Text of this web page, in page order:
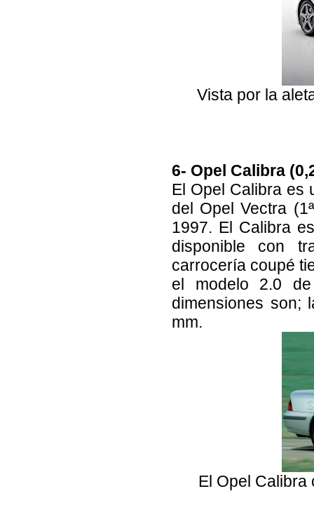
Vista por la
6- Opel Calibra
El Opel Calibra es
del Opel Vectra
1997. El Calibra
disponible con
carrocería coupé
el modelo 2.0
dimensiones son;
mm.
El Opel